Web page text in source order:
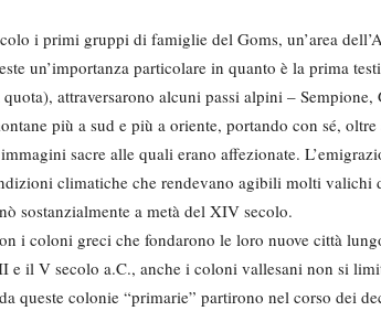
i primi gruppi di famiglie del Goms, un’area
un’importanza particolare in quanto è la prima
attraversarono alcuni passi alpini –
più a sud e più a oriente, portando con sé, oltre
sacre alle quali erano affezionate.
climatiche che rendevano agibili molti valichi
sostanzialmente a metà del XIV secolo.
i coloni greci che fondarono le loro nuove città
e il V secolo a.C., anche i coloni vallesani non si
queste colonie “primarie” partirono nel corso dei